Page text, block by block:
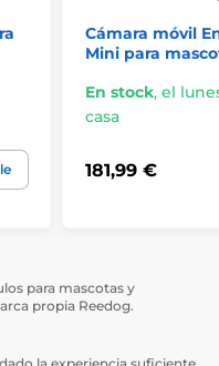
se activa
se oscurece
vuelve
carga, para que
de que se quede sin
Cámara móvil
Mini para
En stock, el
casa
181,99 €
para mascotas y
propia Reedog.